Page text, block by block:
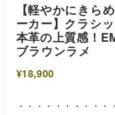
【軽やかにきら
ーカー】クラシ
本革の上質感！
ブラウンラメ
¥18,900
・・・・・・・・・・